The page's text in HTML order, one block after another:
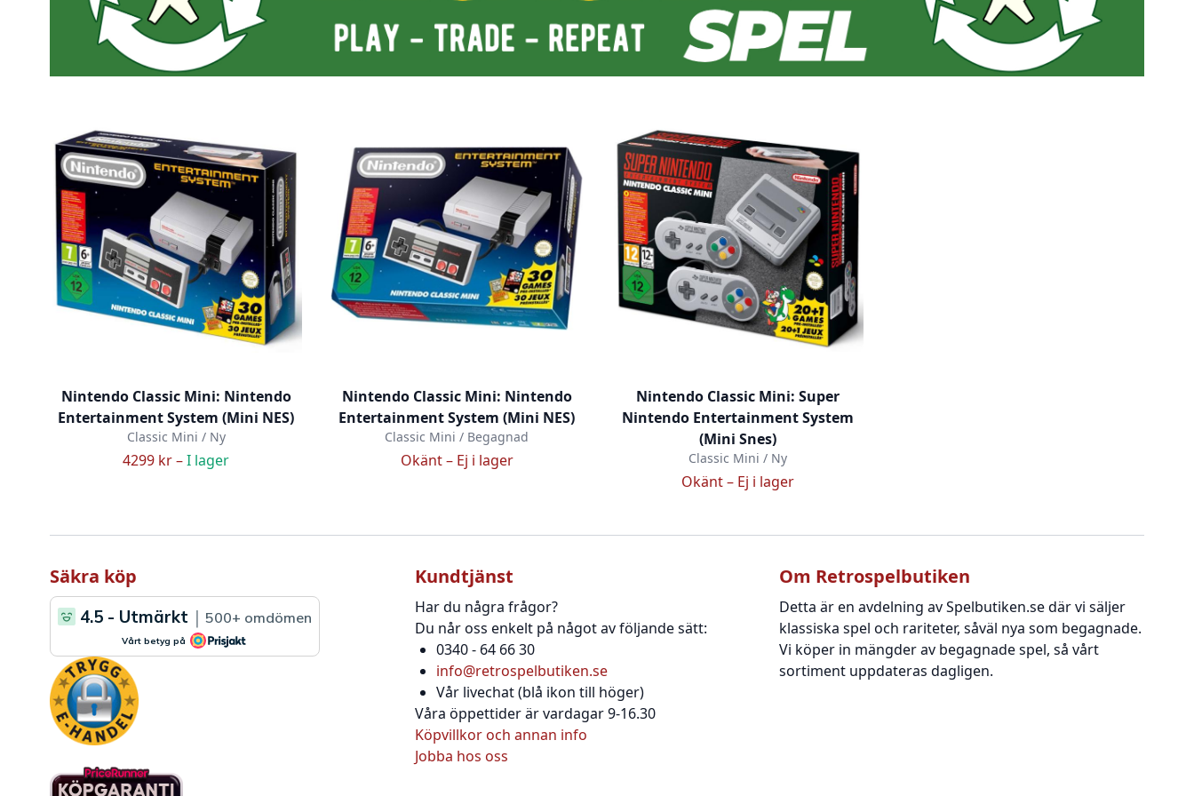
Nintendo Classic Mini: Nintendo
Entertainment System (Mini NES)
Classic Mini / Ny
4299 kr –I lager
Nintendo Classic Mini: Nintendo
Entertainment System (Mini NES)
Classic Mini / Begagnad
Okänt – Ej i lager
Nintendo Classic Mini: Super
Nintendo Entertainment System
(Mini Snes)
Classic Mini / Ny
Okänt – Ej i lager
Säkra köp Kundtjänst
Har du några frågor?
Du når oss enkelt på något av följande sätt:
0340 - 64 66 30
info@retrospelbutiken.se
Vår livechat (blå ikon till höger)
Våra öppettider är vardagar 9-16.30
Köpvillkor och annan info
Jobba hos oss
Om Retrospelbutiken
Detta är en avdelning av Spelbutiken.se där vi säljer
klassiska spel och rariteter, såväl nya som begagnade.
Vi köper in mängder av begagnade spel, så vårt
sortiment uppdateras dagligen.